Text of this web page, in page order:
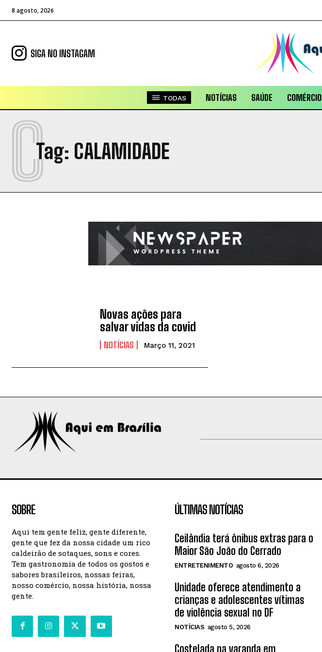
8 agosto, 2026
SIGA NO INSTAGAM
TODAS NOTÍCIAS SAÚDE COMÉRCIO
Tag: CALAMIDADE
C
Novas ações para
salvar vidas da covid
NOTÍCIAS Março 11, 2021
SOBRE
Aqui tem gente feliz, gente diferente,
gente que fez da nossa cidade um rico
caldeirão de sotaques, sons e cores.
Tem gastronomia de todos os gostos e
sabores brasileiros, nossas feiras,
nosso comércio, nossa história, nossa
gente.
ÚLTIMAS NOTÍCIAS
Ceilândia terá ônibus extras para o
Maior São João do Cerrado
ENTRETENIMENTO agosto 6, 2026
Unidade oferece atendimento a
crianças e adolescentes vítimas
de violência sexual no DF
NOTÍCIAS agosto 5, 2026
Costelada na varanda em